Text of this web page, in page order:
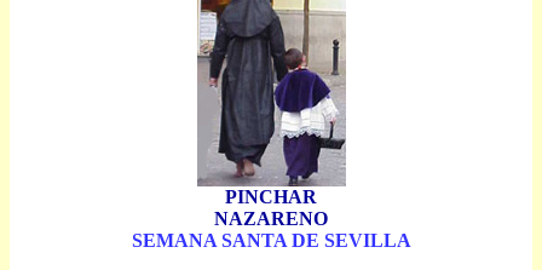
PINCHAR
NAZARENO
SEMANA SANTA DE SEVILLA